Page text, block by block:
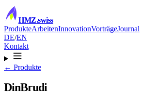
HMZ.swiss
ProdukteArbeitenInnovationVorträgeJournal
DE/EN
Kontakt
← Produkte
DinBrudi